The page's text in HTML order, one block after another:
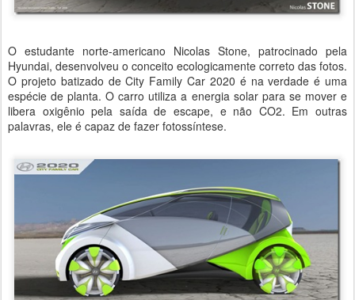
O estudante norte-americano Nicolas Stone, patrocinado pela
Hyundai, desenvolveu o conceito ecologicamente correto das fotos.
O projeto batizado de City Family Car 2020 é na verdade é uma
espécie de planta. O carro utiliza a energia solar para se mover e
libera oxigênio pela saída de escape, e não CO2. Em outras
palavras, ele é capaz de fazer fotossíntese.